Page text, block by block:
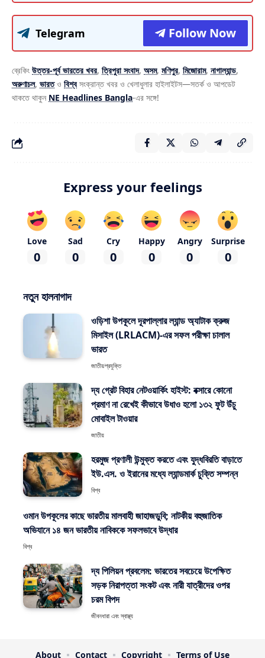
Telegram Follow Now
ব্রেকিং উত্তর-পূর্ব ভারতের খবর, ত্রিপুরা সংবাদ, অসম, মণিপুর, মিজোরাম, নাগাল্যান্ড,
অরুণাচল, ভারতও বিশ্বসংক্রান্ত খবর ও খেলাধুলার হাইলাইটস—সতর্ক ও আপডেট
থাকতে থাকুন NE Headlines Bangla-এর সঙ্গে!
Express your feelings
Love
0
Sad
0
Cry
0
Happy
0
Angry
0
Surprise
0
নতুন হালনাগাদ
ওড়িশা উপকূলে দূরপাল্লার ল্যান্ড অ্যাটাক ক্রুজ
মিসাইল (LRLACM)-এর সফল পরীক্ষা চালাল
ভারত
জাতীয়প্রযুক্তি
দ্য গ্রেট বিহার নেটওয়ার্কিং হাইস্ট: বক্সারে কোনো
প্রমাণ না রেখেই কীভাবে উধাও হলো ১৩২ ফুট উঁচু
মোবাইল টাওয়ার
জাতীয়
হরমুজ প্রণালী উন্মুক্ত করতে এবং যুদ্ধবিরতি বাড়াতে
ইউ.এস. ও ইরানের মধ্যে ল্যান্ডমার্ক চুক্তি সম্পন্ন
বিশ্ব
ওমান উপকূলের কাছে ভারতীয় মালবাহী জাহাজডুবি; নাটকীয় বহুজাতিক
অভিযানে ১৪ জন ভারতীয় নাবিককে সফলভাবে উদ্ধার
বিশ্ব
দ্য পিলিয়ন প্রবলেম: ভারতের সবচেয়ে উপেক্ষিত
সড়ক নিরাপত্তা সংকট এবং নারী যাত্রীদের ওপর
চরম বিপদ
জীবনধারা এবং স্বাস্থ্য
About Contact Copyright Terms of Use